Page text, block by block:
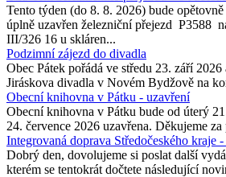
Tento týden (do 8. 8. 2026) bude
úplně uzavřen železniční přejezd P3588
III/326 16 u skláren...
Podzimní zájezd do divadla
Obec Pátek pořádá ve středu 23. září
Jiráskova divadla v Novém Bydžově na
Obecní knihovna v Pátku - uzavření
Obecní knihovna v Pátku bude od úterý
24. července 2026 uzavřena. Děkujeme za
Integrovaná doprava Středočeského kraje
Dobrý den, dovolujeme si poslat další
kterém se tentokrát dočtete následující